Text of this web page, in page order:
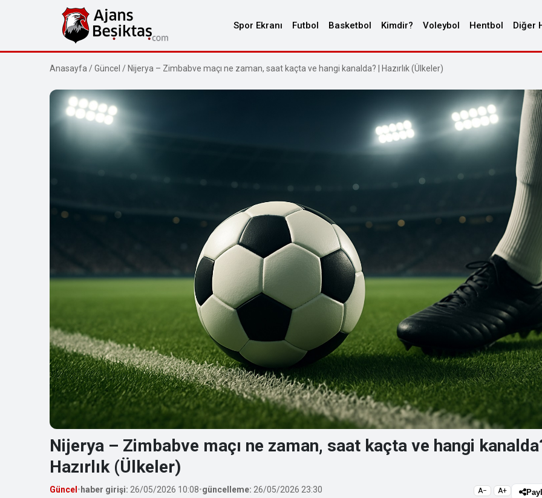
Spor Ekranı Futbol Basketbol Kimdir? Voleybol Hentbol Diğer
Anasayfa /Güncel / Nijerya – Zimbabve maçı ne zaman, saat kaçta ve hangi kanalda? | Hazırlık (Ülkeler)
Nijerya – Zimbabve maçı ne zaman, saat kaçta ve hangi
Hazırlık (Ülkeler)
Güncel • haber girişi: 26/05/2026 10:08•güncelleme: 26/05/2026 23:30 A− A+